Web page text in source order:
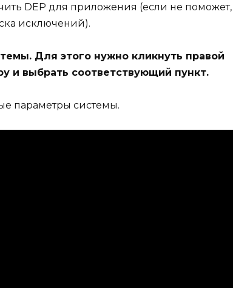
DEP для приложения (если не поможет,
исключений).
Для этого нужно кликнуть правой
выбрать соответствующий пункт.
параметры системы.